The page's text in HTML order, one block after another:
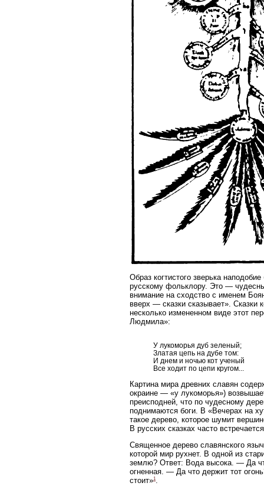
Образ когтистого зверька
русскому фольклору. Это —
внимание на сходство с именем
вверх — сказки сказывает». Сказки
несколько измененном виде этот
Людмила»:
У лукоморья дуб зеленый;
Златая цепь на дубе том:
И днем и ночью кот ученый
Все ходит по цепи кругом...
Картина мира древних славян
окраине — «у лукоморья»)
преисподней, что по чудесному
поднимаются боги. В «Вечерах на
такое дерево, которое шумит
В русских сказках часто
Священное дерево славянского
которой мир рухнет. В одной из
землю? Ответ: Вода высока. — Да
огненная. — Да что держит тот
стоит»1.